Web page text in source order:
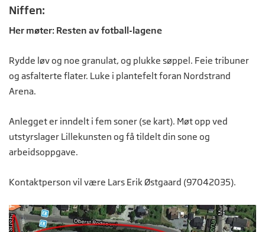
Niffen:
Her møter: Resten av fotball-lagene
Rydde løv og noe granulat, og plukke søppel. Feie tribuner
og asfalterte flater. Luke i plantefelt foran Nordstrand
Arena.
Anlegget er inndelt i fem soner (se kart). Møt opp ved
utstyrslager Lillekunsten og få tildelt din sone og
arbeidsoppgave.
Kontaktperson vil være Lars Erik Østgaard (97042035).